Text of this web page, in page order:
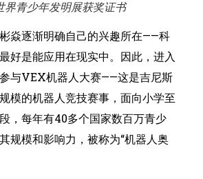
界青少年发明展获奖证书
焱逐渐明确自己的兴趣所在——科
好是能应用在现实中。因此，进入
与VEX机器人大赛——这是吉尼斯
模的机器人竞技赛事，面向小学至
，每年有40多个国家数百万青少
规模和影响力，被称为“机器人奥